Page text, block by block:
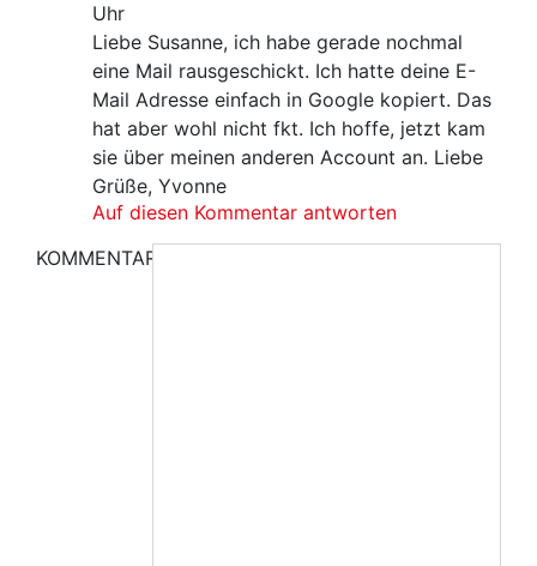
Uhr
Liebe Susanne, ich habe gerade nochmal
eine Mail rausgeschickt. Ich hatte deine E-
Mail Adresse einfach in Google kopiert. Das
hat aber wohl nicht fkt. Ich hoffe, jetzt kam
sie über meinen anderen Account an. Liebe
Grüße, Yvonne
Auf diesen Kommentar antworten
KOMMENTAR